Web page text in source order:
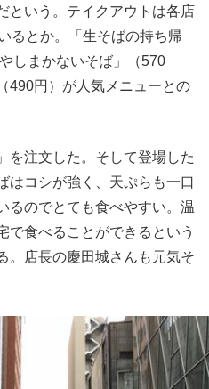
という。テイクアウトは各店
るとか。「生そばの持ち帰
しまかないそば」（570
490円）が人気メニューとの
注文した。そして登場した
はコシが強く、天ぷらも一口
るのでとても食べやすい。温
で食べることができるという
。店長の慶田城さんも元気そ